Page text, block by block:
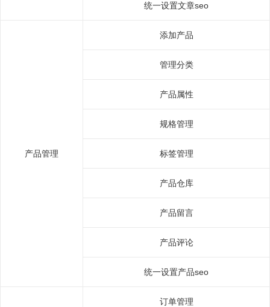
统一设置文章seo
产品管理
添加产品
管理分类
产品属性
规格管理
标签管理
产品仓库
产品留言
产品评论
统一设置产品seo
订单管理